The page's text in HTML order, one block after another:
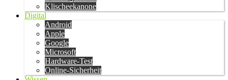
Klischeekanone
Digital
Android
Apple
Google
Microsoft
Hardware-Test
Online-Sicherheit